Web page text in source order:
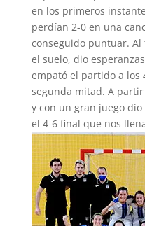
en los primeros
perdían 2-0 en una
conseguido puntuar. Al
el suelo, dio
empató el partido a los
segunda mitad. A
y con un gran juego
el 4-6 final que nos